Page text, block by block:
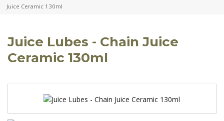
Juice Ceramic 130ml
Juice Lubes - Chain Juice
Ceramic 130ml